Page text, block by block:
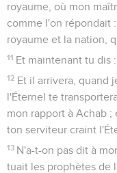
royaume, où mon
comme l'on répondait
royaume et la nation,
11 Et maintenant tu dis
12 Et il arrivera, quand
l'Éternel te
mon rapport à Achab
ton serviteur craint
13 N'a-t-on pas dit à
tuait les prophètes de